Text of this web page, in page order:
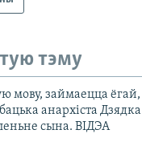
тэму
мову, займаецца
анархіста Дзядка
сына. ВІДЭА